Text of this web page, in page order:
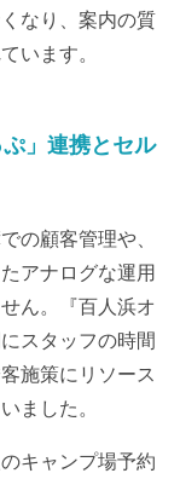
なり、案内の質
います。
」連携とセル
の顧客管理や、
アナログな運用
ん。『百人浜オ
スタッフの時間
施策にリソース
ました。
キャンプ場予約